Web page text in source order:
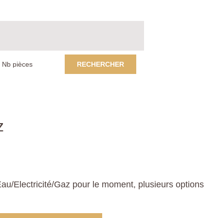
RECHERCHER
Electricité/Gaz pour le moment, plusieurs options